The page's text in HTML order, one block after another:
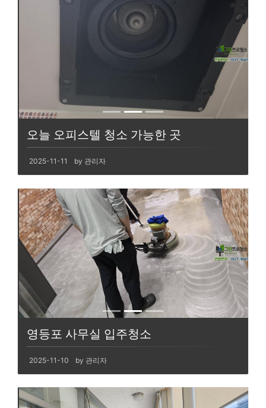
오늘 오피스텔 청소 가능한 곳
2025-11-11 by 관리자
영등포 사무실 입주청소
2025-11-10 by 관리자